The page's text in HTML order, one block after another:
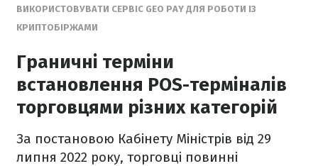
ВИКОРИСТОВУВАТИ СЕРВІС GEO PAY ДЛЯ РОБОТИ ІЗ
КРИПТОБІРЖАМИ
Граничні терміни
встановлення POS-терміналів
торговцями різних категорій
За постановою Кабінету Міністрів від 29
липня 2022 року, торговці повинні